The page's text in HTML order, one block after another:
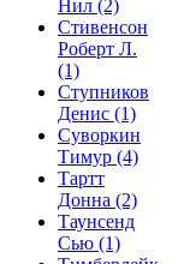
Нил (2)
Стивенсон
Роберт Л.
(1)
Ступников
Денис (1)
Суворкин
Тимур (4)
Тартт
Донна (2)
Таунсенд
Сью (1)